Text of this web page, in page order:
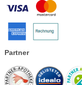
Partner